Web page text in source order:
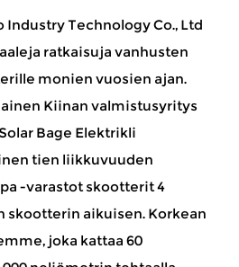
Technology Co., Ltd
ratkaisuja vanhusten
monien vuosien ajan.
Kiinan valmistusyritys
Bage Elektrikli
tien liikkuvuuden
-varastot skootterit 4
skootterin aikuisen. Korkean
joka kattaa 60